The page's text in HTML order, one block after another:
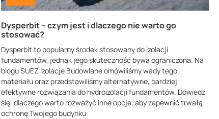
Dysperbit – czym jest i dlaczego nie warto go
stosować?
Dysperbit to popularny środek stosowany do izolacji
fundamentów, jednak jego skuteczność bywa ograniczona. Na
blogu SUEZ Izolacje Budowlane omówiliśmy wady tego
materiału oraz przedstawiliśmy alternatywne, bardziej
efektywne rozwiązania do hydroizolacji fundamentów. Dowiedz
się, dlaczego warto rozważyć inne opcje, aby zapewnić trwałą
ochronę Twojego budynku